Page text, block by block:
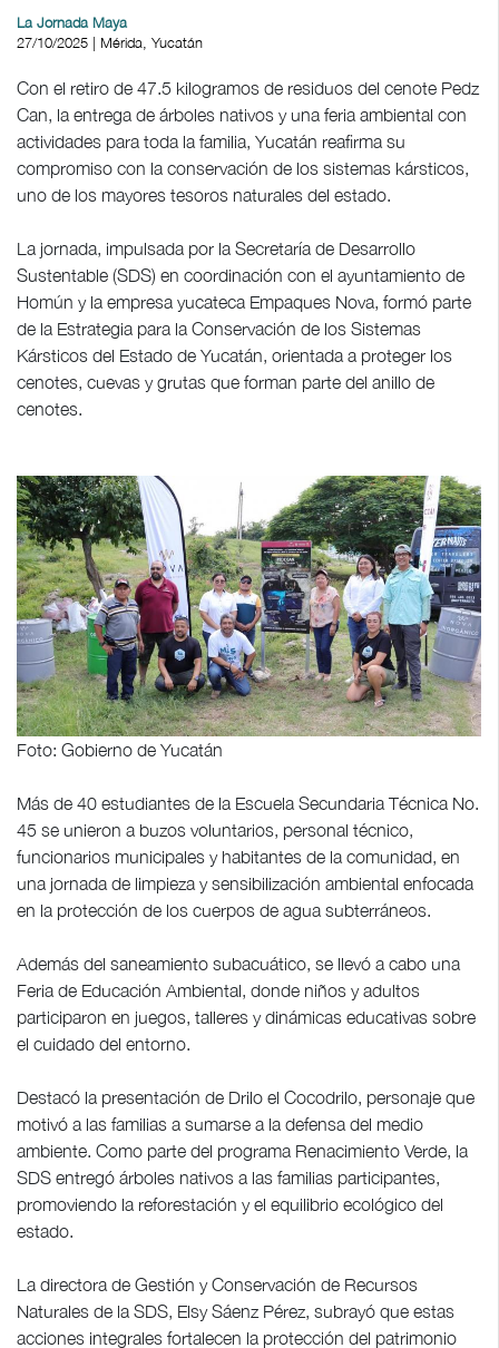
La Jornada Maya
27/10/2025 | Mérida, Yucatán
Con el retiro de 47.5 kilogramos de residuos del cenote Pedz
Can, la entrega de árboles nativos y una feria ambiental con
actividades para toda la familia, Yucatán reafirma su
compromiso con la conservación de los sistemas kársticos,
uno de los mayores tesoros naturales del estado.
La jornada, impulsada por la Secretaría de Desarrollo
Sustentable (SDS) en coordinación con el ayuntamiento de
Homún y la empresa yucateca Empaques Nova, formó parte
de la Estrategia para la Conservación de los Sistemas
Kársticos del Estado de Yucatán, orientada a proteger los
cenotes, cuevas y grutas que forman parte del anillo de
cenotes.
Foto: Gobierno de Yucatán
Más de 40 estudiantes de la Escuela Secundaria Técnica No.
45 se unieron a buzos voluntarios, personal técnico,
funcionarios municipales y habitantes de la comunidad, en
una jornada de limpieza y sensibilización ambiental enfocada
en la protección de los cuerpos de agua subterráneos.
Además del saneamiento subacuático, se llevó a cabo una
Feria de Educación Ambiental, donde niños y adultos
participaron en juegos, talleres y dinámicas educativas sobre
el cuidado del entorno.
Destacó la presentación de Drilo el Cocodrilo, personaje que
motivó a las familias a sumarse a la defensa del medio
ambiente. Como parte del programa Renacimiento Verde, la
SDS entregó árboles nativos a las familias participantes,
promoviendo la reforestación y el equilibrio ecológico del
estado.
La directora de Gestión y Conservación de Recursos
Naturales de la SDS, Elsy Sáenz Pérez, subrayó que estas
acciones integrales fortalecen la protección del patrimonio